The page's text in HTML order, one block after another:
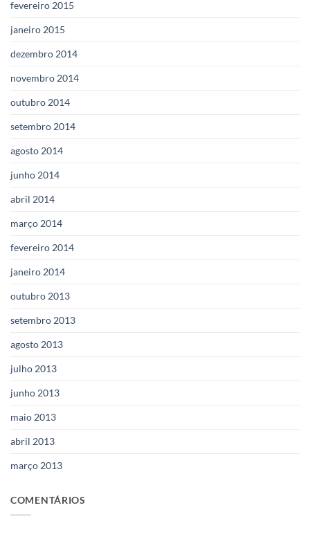
fevereiro 2015
janeiro 2015
dezembro 2014
novembro 2014
outubro 2014
setembro 2014
agosto 2014
junho 2014
abril 2014
março 2014
fevereiro 2014
janeiro 2014
outubro 2013
setembro 2013
agosto 2013
julho 2013
junho 2013
maio 2013
abril 2013
março 2013
COMENTÁRIOS